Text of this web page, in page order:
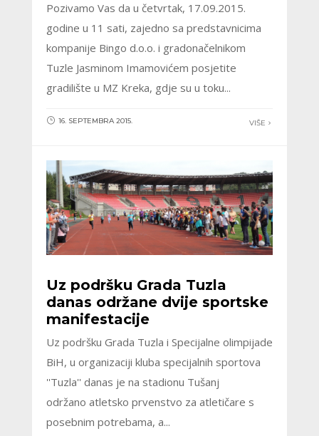
Pozivamo Vas da u četvrtak, 17.09.2015.
godine u 11 sati, zajedno sa predstavnicima
kompanije Bingo d.o.o. i gradonačelnikom
Tuzle Jasminom Imamovićem posjetite
gradilište u MZ Kreka, gdje su u toku...
VIŠE
16. SEPTEMBRA 2015.
Uz podršku Grada Tuzla
danas održane dvije sportske
manifestacije
Uz podršku Grada Tuzla i Specijalne olimpijade
BiH, u organizaciji kluba specijalnih sportova
''Tuzla'' danas je na stadionu Tušanj
održano atletsko prvenstvo za atletičare s
posebnim potrebama, a...